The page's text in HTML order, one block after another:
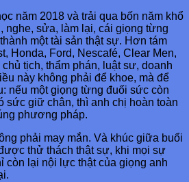
năm 2018 và trải qua bốn năm khổ
nghe, sửa, làm lại, cái giọng từng
một tài sản thật sự. Hơn tám
Honda, Ford, Nescafé, Clear Men,
tịch, thẩm phán, luật sư, doanh
này không phải để khoe, mà để
nếu một giọng từng đuối sức còn
sức giữ chân, thì anh chị hoàn toàn
phương pháp.
phải may mắn. Và khúc giữa buổi
thử thách thật sự, khi mọi sự
còn lại nội lực thật của giọng anh